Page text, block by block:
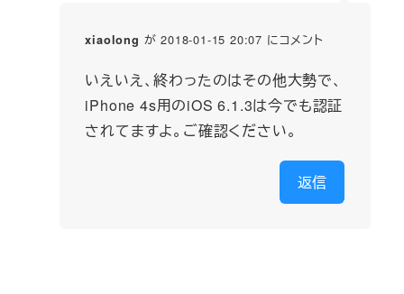
xiaolong が 2018-01-15 20:07 にコメント
いえいえ、終わったのはその他大勢で、
iPhone 4s用のiOS 6.1.3は今でも認証
されてますよ。ご確認ください。
返信